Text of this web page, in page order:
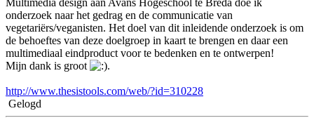
Multimedia design aan Avans Hogeschool te Breda doe ik
onderzoek naar het gedrag en de communicatie van
vegetariërs/veganisten. Het doel van dit inleidende onderzoek is om
de behoeftes van deze doelgroep in kaart te brengen en daar een
multimediaal eindproduct voor te bedenken en te ontwerpen!
Mijn dank is groot
.
http://www.thesistools.com/web/?id=310228
Gelogd